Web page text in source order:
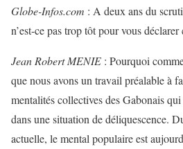
Globe-Infos.com : A deux ans du
n’est-ce pas trop tôt pour vous déclarer
Jean Robert MENIE : Pourquoi
que nous avons un travail préalable à
mentalités collectives des Gabonais
dans une situation de déliquescence.
actuelle, le mental populaire est